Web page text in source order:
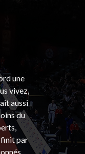
une
vivez,
aussi
du
finit par